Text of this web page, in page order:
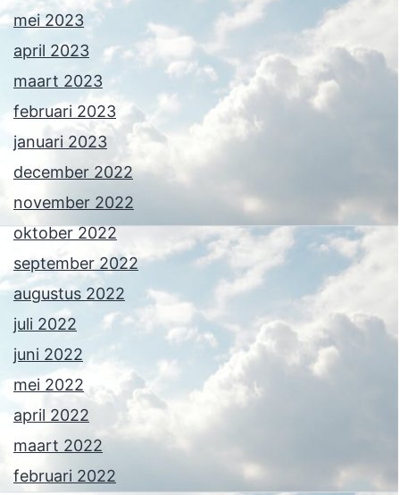
mei 2023
april 2023
maart 2023
februari 2023
januari 2023
december 2022
november 2022
oktober 2022
september 2022
augustus 2022
juli 2022
juni 2022
mei 2022
april 2022
maart 2022
februari 2022